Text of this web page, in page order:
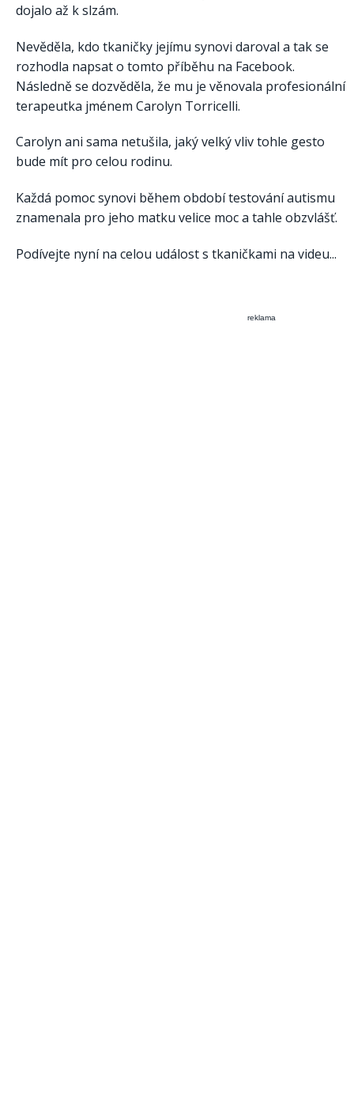
dojalo až k slzám.
Nevěděla, kdo tkaničky jejímu synovi daroval a tak se
rozhodla napsat o tomto příběhu na Facebook.
Následně se dozvěděla, že mu je věnovala profesionální
terapeutka jménem Carolyn Torricelli.
Carolyn ani sama netušila, jaký velký vliv tohle gesto
bude mít pro celou rodinu.
Každá pomoc synovi během období testování autismu
znamenala pro jeho matku velice moc a tahle obzvlášť.
Podívejte nyní na celou událost s tkaničkami na videu...
reklama